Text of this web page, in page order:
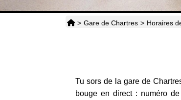
> Gare de Chartres > Horaires
Tu sors de la gare de
bouge en direct : numéro